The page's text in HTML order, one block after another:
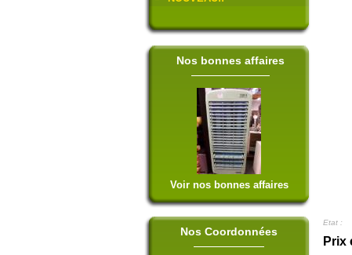
Nos bonnes affaires
Voir nos bonnes affaires
Nos Coordonnées
Etat :
Prix